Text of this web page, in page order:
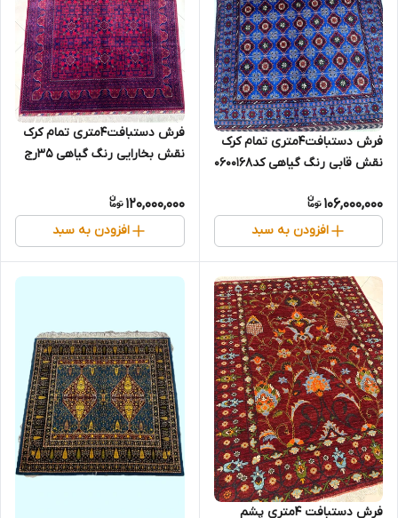
فرش دستبافت4متری تمام کرک
نقش قابی رنگ گیاهی کد0600168
106,000,000
افزودن به سبد
فرش دستبافت4متری تمام کرک
نقش بخارایی رنگ گیاهی 35رج
120,000,000
افزودن به سبد
فرش دستبافت 4متری پشم